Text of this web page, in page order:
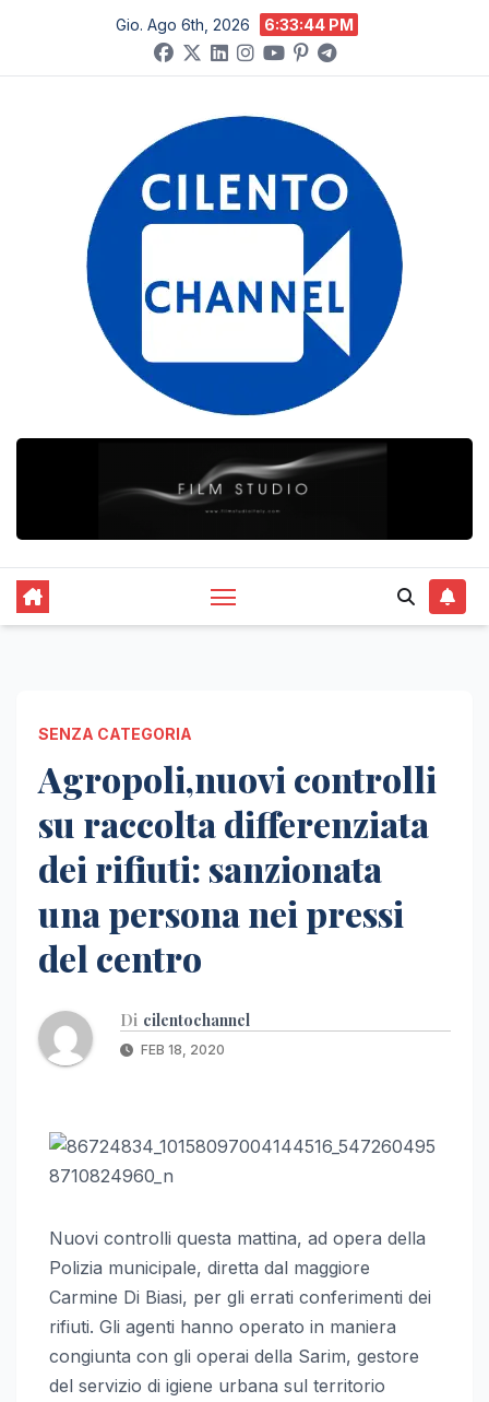
contenuto
Gio. Ago 6th, 2026 6:33:45 PM
SENZA CATEGORIA
Agropoli,nuovi controlli
su raccolta differenziata
dei rifiuti: sanzionata
una persona nei pressi
del centro
Di cilentochannel
FEB 18, 2020
Nuovi controlli questa mattina, ad opera della
Polizia municipale, diretta dal maggiore
Carmine Di Biasi, per gli errati conferimenti dei
rifiuti. Gli agenti hanno operato in maniera
congiunta con gli operai della Sarim, gestore
del servizio di igiene urbana sul territorio